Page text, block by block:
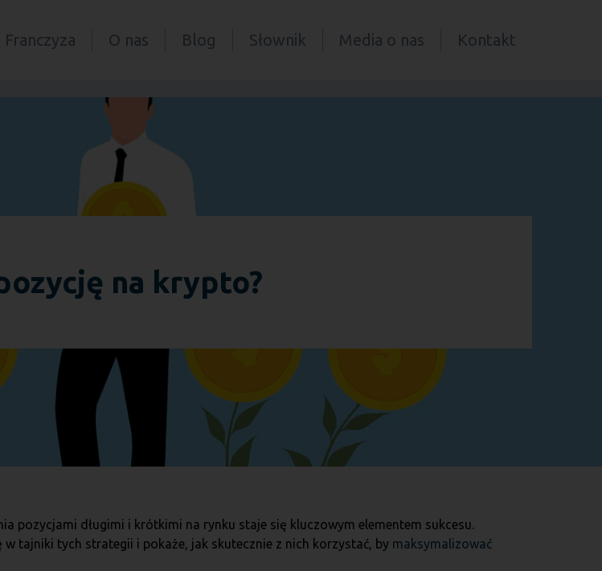
Franczyza O nas Blog Słownik Media o nas Kontakt
na krypto?
pozycjami długimi i krótkimi na rynku staje się kluczowym elementem sukcesu.
tajniki tych strategii i pokaże, jak skutecznie z nich korzystać, by maksymalizować